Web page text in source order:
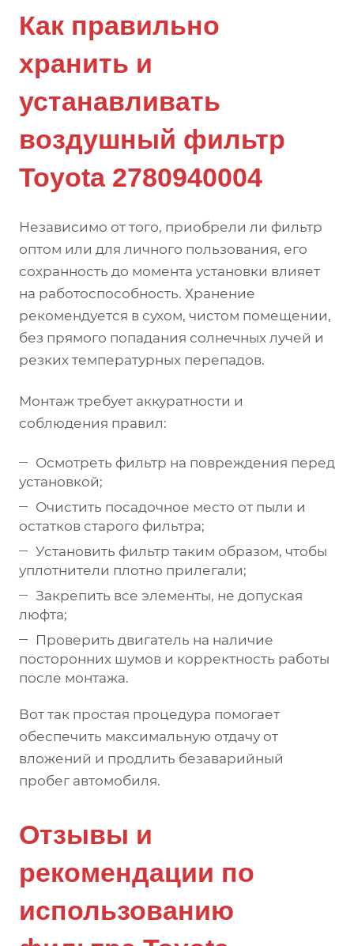
Как правильно
хранить и
устанавливать
воздушный фильтр
Toyota 2780940004
Независимо от того, приобрели ли фильтр
оптом или для личного пользования, его
сохранность до момента установки влияет
на работоспособность. Хранение
рекомендуется в сухом, чистом помещении,
без прямого попадания солнечных лучей и
резких температурных перепадов.
Монтаж требует аккуратности и
соблюдения правил:
Осмотреть фильтр на повреждения перед
установкой;
Очистить посадочное место от пыли и
остатков старого фильтра;
Установить фильтр таким образом, чтобы
уплотнители плотно прилегали;
Закрепить все элементы, не допуская
люфта;
Проверить двигатель на наличие
посторонних шумов и корректность работы
после монтажа.
Вот так простая процедура помогает
обеспечить максимальную отдачу от
вложений и продлить безаварийный
пробег автомобиля.
Отзывы и
рекомендации по
использованию